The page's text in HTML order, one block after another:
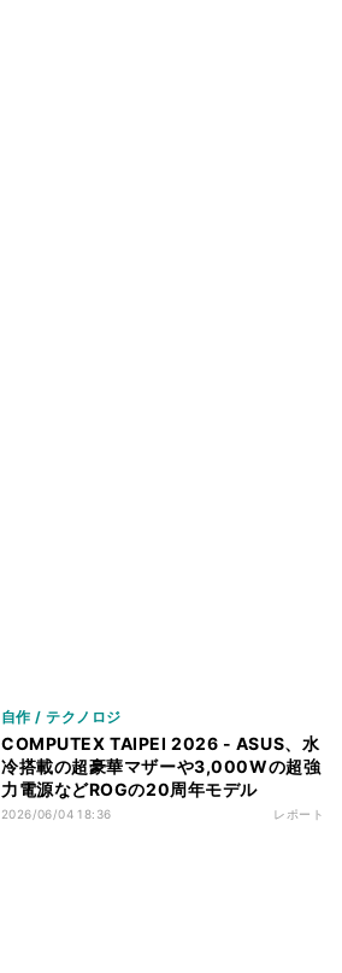
自作 / テクノロジ
COMPUTEX TAIPEI 2026 - ASUS、水
冷搭載の超豪華マザーや3,000Wの超強
力電源などROGの20周年モデル
2026/06/04 18:36 レポート